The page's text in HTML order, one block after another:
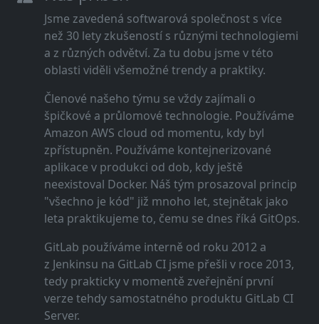
Jsme zavedená softwarová společnost s více
než 30 lety zkušeností s různými technologiemi
a z různých odvětví. Za tu dobu jsme v této
oblasti viděli všemožné trendy a praktiky.
Členové našeho týmu se vždy zajímali o
špičkové a průlomové technologie. Používáme
Amazon AWS cloud od momentu, kdy byl
zpřístupněn. Používáme kontejnerizované
aplikace v produkci od dob, kdy ještě
neexistoval Docker. Náš tým prosazoval princip
"všechno je kód" již mnoho let, stejnětak jako
leta praktikujeme to, čemu se dnes říká GitOps.
GitLab používáme interně od roku 2012 a
z Jenkinsu na GitLab CI jsme přešli v roce 2013,
tedy prakticky v momentě zveřejnění první
verze tehdy samostatného produktu GitLab CI
Server.